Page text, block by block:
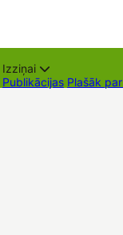
Izziņai
Publikācijas Plašāk